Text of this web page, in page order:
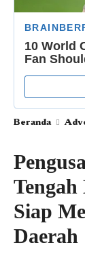
Beranda
Siap
Daerah